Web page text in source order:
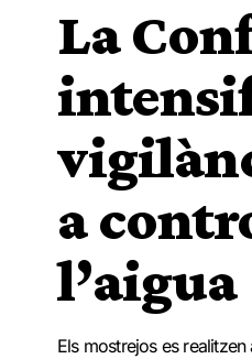
La
a
l’aigua
Els mostrejos es